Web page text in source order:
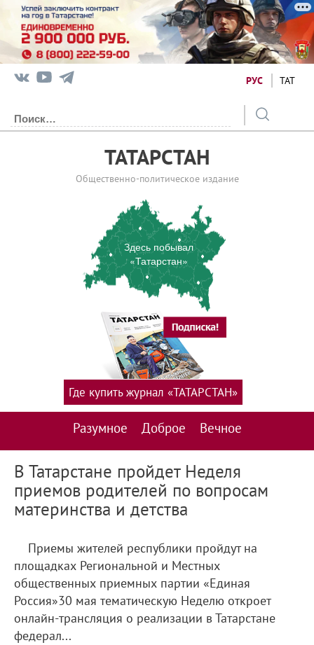
РУС ТАТ
ТАТАРСТАН
Общественно-политическое издание
Здесь побывал
«Татарстан»
Разумное Доброе Вечное
Где купить журнал «ТАТАРСТАН»
В Татарстане пройдет Неделя
приемов родителей по вопросам
материнства и детства
Приемы жителей республики пройдут на
площадках Региональной и Местных
общественных приемных партии «Единая
Россия»30 мая тематическую Неделю откроет
онлайн-трансляция о реализации в Татарстане
федерал...